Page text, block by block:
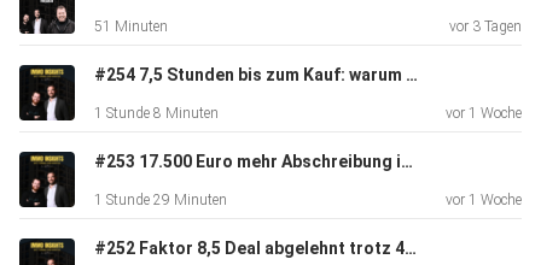
Das nimmst du mit
Konkreter Weg: Von 0 zur Unternehmensgruppe – Gründung
2021, Rollen im Team (Akquise, Finanzierung, Vertrieb,
51 Minuten vor 3 Tagen
#254 7,5 Stunden bis zum Kauf: warum Vertrauen skaliert | Insights von Alexander Schmid
1 Stunde 8 Minuten vor 1 Woche
#253 17.500 Euro mehr Abschreibung im Jahr | Insights von Steuerfabi & DIMBEG
1 Stunde 29 Minuten vor 1 Woche
#252 Faktor 8,5 Deal abgelehnt trotz 465 Einheiten | Insights von Helge König